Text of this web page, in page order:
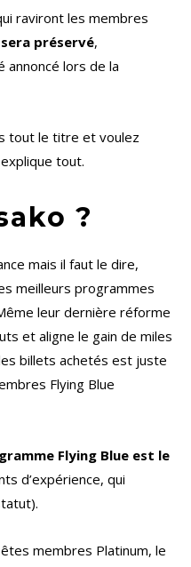
raviront les membres
préservé,
annoncé lors de la
tout le titre et voulez
tout.
?
mais il faut le dire,
meilleurs programmes
leur dernière réforme
et aligne le gain de miles
billets achetés est juste
Flying Blue
Flying Blue est le
d’expérience, qui
membres Platinum, le